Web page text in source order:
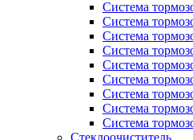
Система
Система
Система
Система
Система
Система
Система
Система
Система
Стеклоочиститель